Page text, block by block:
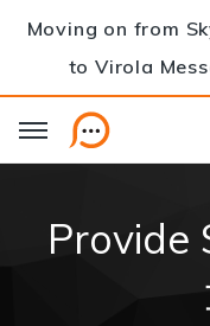
Moving on from
to Virola
Provide